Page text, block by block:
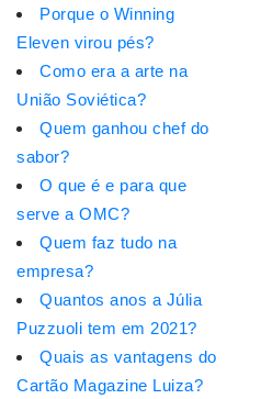
Porque o Winning
Eleven virou pés?
Como era a arte na
União Soviética?
Quem ganhou chef do
sabor?
O que é e para que
serve a OMC?
Quem faz tudo na
empresa?
Quantos anos a Júlia
Puzzuoli tem em 2021?
Quais as vantagens do
Cartão Magazine Luiza?